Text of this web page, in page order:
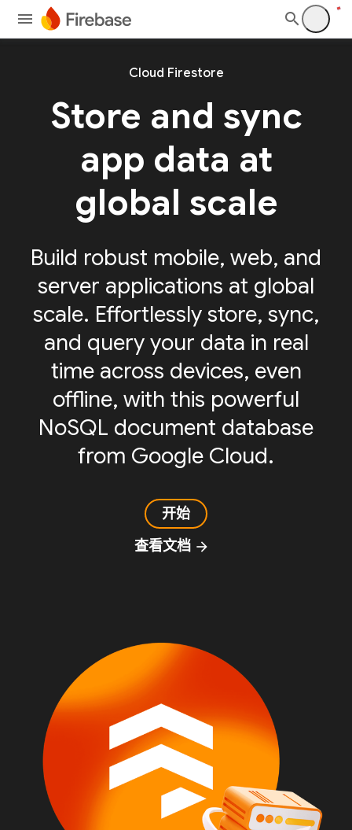
Cloud Firestore
Store and sync
app data at
global scale
Build robust mobile, web, and
server applications at global
scale. Effortlessly store, sync,
and query your data in real
time across devices, even
offline, with this powerful
NoSQL document database
from Google Cloud.
开始
查看文档 arrow_forward